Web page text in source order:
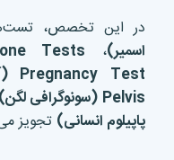
در این تخصص،
اسمیر)، Tests (
Pregnancy Test (
Pelvis ( سونوگرافی لگن)
پاپیلوم انسانی) تجویز